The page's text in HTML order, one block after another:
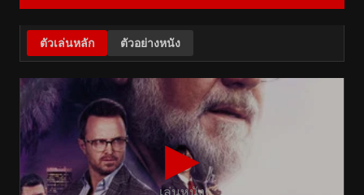
ตัวเล่นหลัก ตัวอย่างหนัง
▶
เล่นหนัง